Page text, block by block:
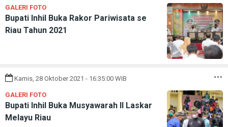
GALERI FOTO
Bupati Inhil Buka Rakor Pariwisata se
Riau Tahun 2021
Kamis, 28 Oktober 2021 - 16:35:00 WIB
GALERI FOTO
Bupati Inhil Buka Musyawarah II Laskar
Melayu Riau